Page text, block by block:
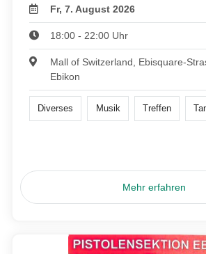
Fr, 7. August 2026
18:00 - 22:00 Uhr
Mall of Switzerland, Ebisquare-
Ebikon
Diverses Musik Treffen
Mehr erfahren